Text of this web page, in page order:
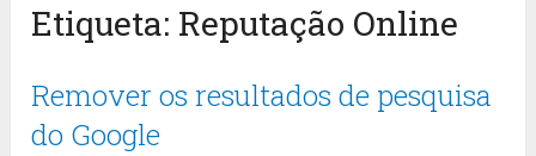
Etiqueta: Reputação Online
Remover os resultados de pesquisa
do Google